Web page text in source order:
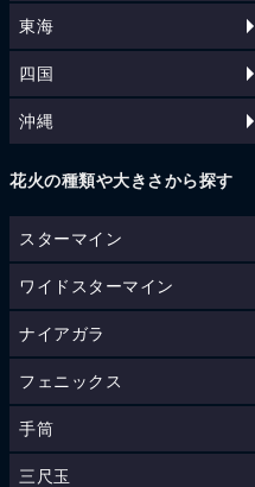
東海
四国
沖縄
花火の種類や大きさから探す
スターマイン
ワイドスターマイン
ナイアガラ
フェニックス
手筒
三尺玉